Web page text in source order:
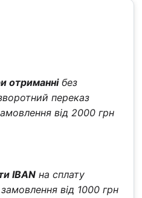
отриманнібез
переказ
від 2000 грн
IBAN на сплату
від 1000 грн